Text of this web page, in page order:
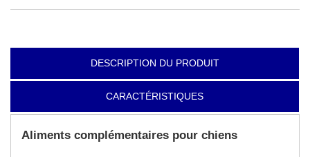
DESCRIPTION DU PRODUIT
CARACTÉRISTIQUES
Aliments complémentaires pour chiens